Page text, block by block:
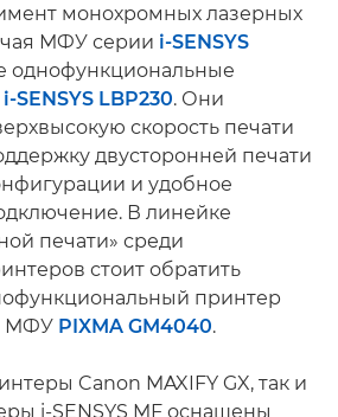
монохромных лазерных
МФУ серии i-SENSYS
однофункциональные
i-SENSYS LBP230. Они
скорость печати
двусторонней печати
и удобное
В линейке
печати» среди
стоит обратить
принтер
МФУ PIXMA GM4040.
Canon MAXIFY GX, так и
i-SENSYS MF оснащены